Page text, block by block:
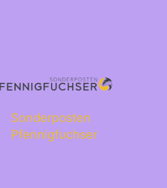
Sonderposten
Pfennigfuchser